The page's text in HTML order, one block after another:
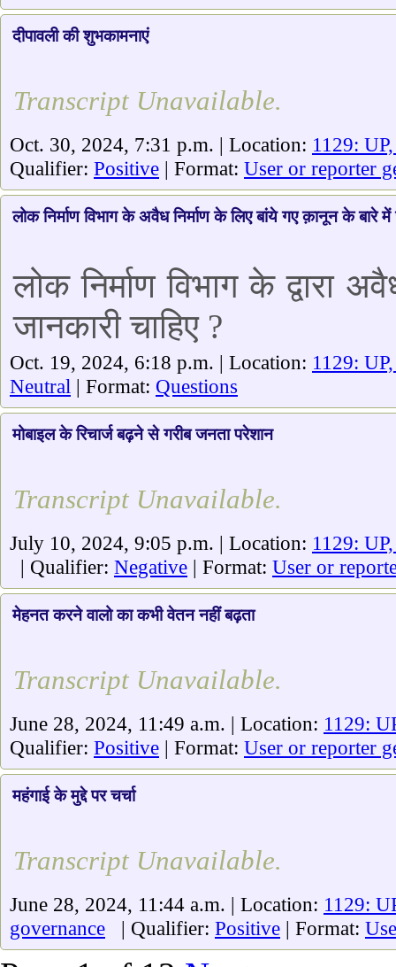
दीपावली की शुभकामनाएं
Transcript Unavailable.
Oct. 30, 2024, 7:31 p.m. | Location: 1129:
Qualifier: Positive | Format: User or reporter
लोक निर्माण विभाग के अवैध निर्माण के लिए बांये गए क़ानून के बारे में
लोक निर्माण विभाग के द्वारा
जानकारी चाहिए ?
Oct. 19, 2024, 6:18 p.m. | Location: 1129:
Neutral | Format: Questions
मोबाइल के रिचार्ज बढ़ने से गरीब जनता परेशान
Transcript Unavailable.
July 10, 2024, 9:05 p.m. | Location: 1129:
| Qualifier: Negative | Format: User or
मेहनत करने वालो का कभी वेतन नहीं बढ़ता
Transcript Unavailable.
June 28, 2024, 11:49 a.m. | Location: 1129:
Qualifier: Positive | Format: User or reporter
महंगाई के मुद्दे पर चर्चा
Transcript Unavailable.
June 28, 2024, 11:44 a.m. | Location: 1129:
governance | Qualifier: Positive | Format: